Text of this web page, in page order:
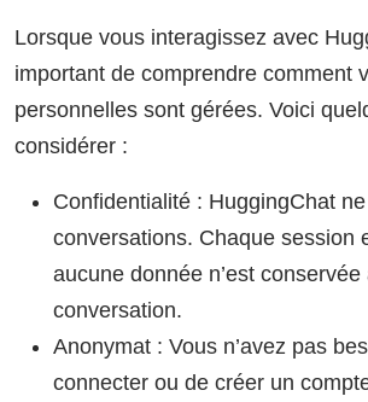
Lorsque vous interagissez avec
important de comprendre comment
personnelles sont gérées. Voici
considérer :
Confidentialité : HuggingChat
conversations. Chaque session
aucune donnée n’est
conversation.
Anonymat : Vous n’avez pas
connecter ou de créer un